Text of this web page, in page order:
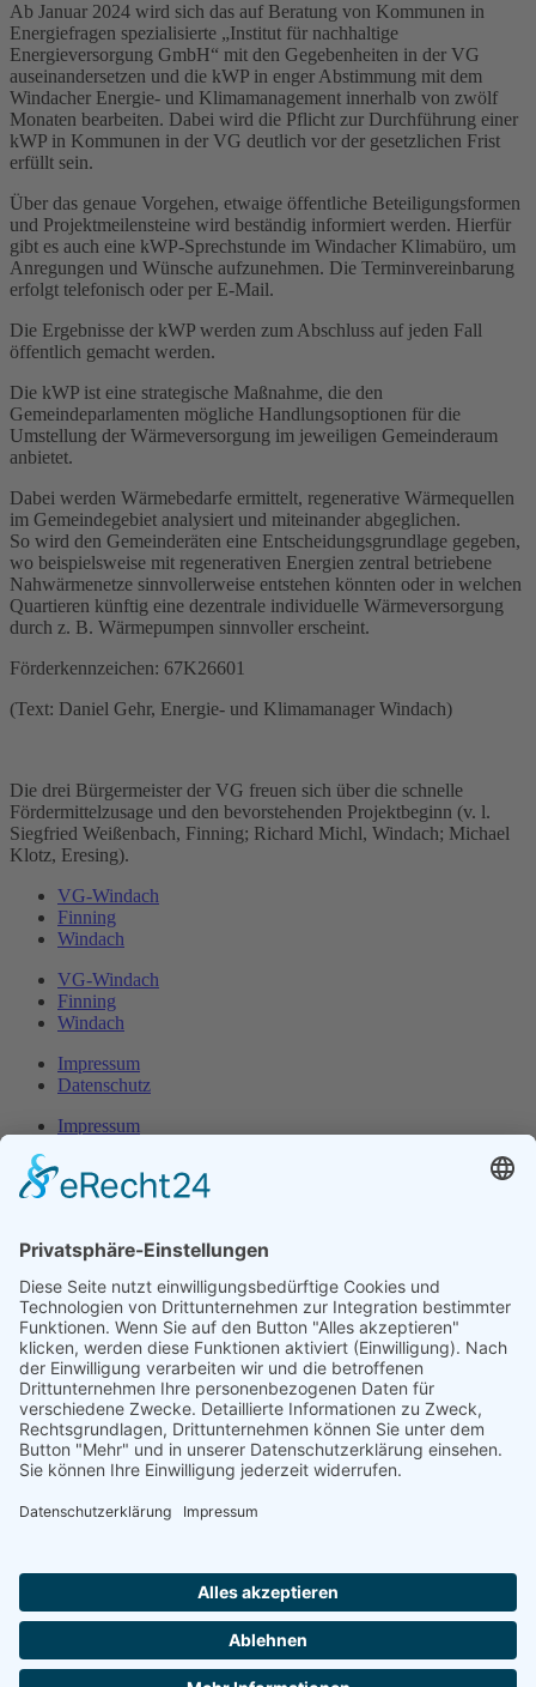
Ab Januar 2024 wird sich das auf Beratung von Kommunen in
Energiefragen spezialisierte „Institut für nachhaltige
Energieversorgung GmbH“ mit den Gegebenheiten in der VG
auseinandersetzen und die kWP in enger Abstimmung mit dem
Windacher Energie- und Klimamanagement innerhalb von zwölf
Monaten bearbeiten. Dabei wird die Pflicht zur Durchführung einer
kWP in Kommunen in der VG deutlich vor der gesetzlichen Frist
erfüllt sein.
Über das genaue Vorgehen, etwaige öffentliche Beteiligungsformen
und Projektmeilensteine wird beständig informiert werden. Hierfür
gibt es auch eine kWP-Sprechstunde im Windacher Klimabüro, um
Anregungen und Wünsche aufzunehmen. Die Terminvereinbarung
erfolgt telefonisch oder per E-Mail.
Die Ergebnisse der kWP werden zum Abschluss auf jeden Fall
öffentlich gemacht werden.
Die kWP ist eine strategische Maßnahme, die den
Gemeindeparlamenten mögliche Handlungsoptionen für die
Umstellung der Wärmeversorgung im jeweiligen Gemeinderaum
anbietet.
Dabei werden Wärmebedarfe ermittelt, regenerative Wärmequellen
im Gemeindegebiet analysiert und miteinander abgeglichen.
So wird den Gemeinderäten eine Entscheidungsgrundlage gegeben,
wo beispielsweise mit regenerativen Energien zentral betriebene
Nahwärmenetze sinnvollerweise entstehen könnten oder in welchen
Quartieren künftig eine dezentrale individuelle Wärmeversorgung
durch z. B. Wärmepumpen sinnvoller erscheint.
Förderkennzeichen: 67K26601
(Text: Daniel Gehr, Energie- und Klimamanager Windach)
Die drei Bürgermeister der VG freuen sich über die schnelle
Fördermittelzusage und den bevorstehenden Projektbeginn (v. l.
Siegfried Weißenbach, Finning; Richard Michl, Windach; Michael
Klotz, Eresing).
VG-Windach
Finning
Windach
VG-Windach
Finning
Windach
Impressum
Datenschutz
Impressum
Erster Bürgermeister Eresing
86922 Eresing
Telefon:+49(0)8193 - 5456
Email:klotz@vg-windach.de
Sprechzeiten Bürgermeister
Montag und Mittwoch17:00 Uhr - 18:30 Uhr
Freitag15:00 Uhr - 16:30 Uhr
16:30 Uhr - 18:30 Uhr
Notruf bei Wasserrohrbruch:
Notdienst: